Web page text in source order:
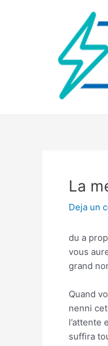
La
Deja un
du a
vous
grand
Quand
nenni
l’attente
suffira